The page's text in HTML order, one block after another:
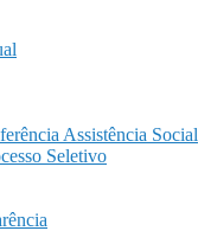
Assistência Social
Seletivo